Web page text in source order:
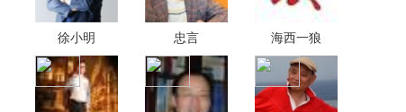
徐小明 忠言 海西一狼